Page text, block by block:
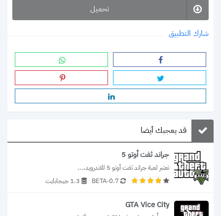
تحميل
شارك التطبيق
قد يعجبك أيضا
جراند ثفت أوتو 5
تعتبر لعبة جراند ثفت أوتو 5 للاندرويد،...
0.7-BETA
1.3 جيجابايت
GTA Vice City